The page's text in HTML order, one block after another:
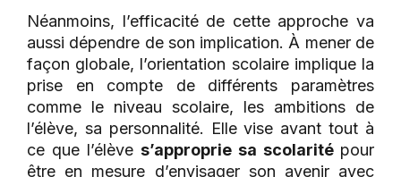
Néanmoins, l’efficacité de cette approche va
aussi dépendre de son implication. À mener de
façon globale, l’orientation scolaire implique la
prise en compte de différents paramètres
comme le niveau scolaire, les ambitions de
l’élève, sa personnalité. Elle vise avant tout à
ce que l’élève s’approprie sa scolarité pour
être en mesure d’envisager son avenir avec